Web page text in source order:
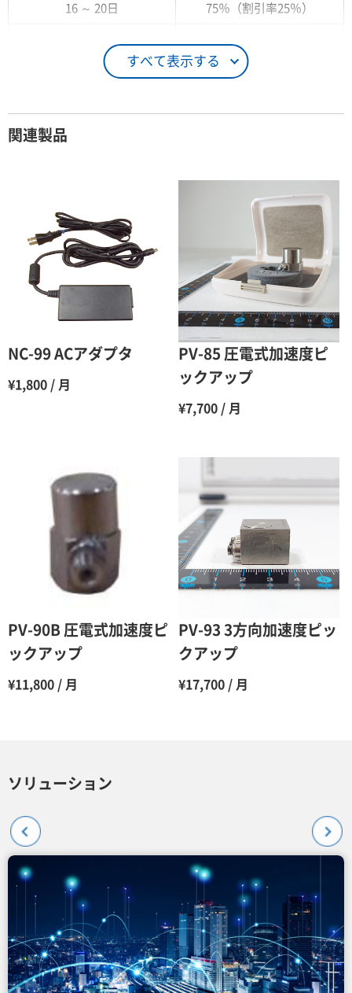
すべて表示する
16 ～ 20日 75％（割引率25％）
26日 ～ 1ヶ月 100％（割引率 0％）
2ヶ月 90％（割引率10％）
3ヶ月 80％（割引率20％）
75％（割引率25％）
70％（割引率30％）
65％（割引率35％）
60％（割引率 40％）
55％（割引率45％）
11ヶ月 47％（割引率53％）
45％（割引率55％）
関連製品
NC-99 ACアダプタ
¥1,800 / 月
PV-85 圧電式加速度ピ
ックアップ
¥7,700 / 月
PV-90B 圧電式加速度ピ
ックアップ
¥11,800 / 月
PV-93 3方向加速度ピッ
クアップ
¥17,700 / 月
ソリューション